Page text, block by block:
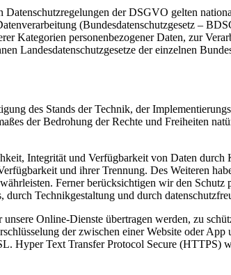
Datenschutzregelungen der DSGVO gelten
(Bundesdatenschutzgesetz –
Kategorien personenbezogener Daten, zur
Landesdatenschutzgesetze der einzelnen
des Stands der Technik, der
der Bedrohung der Rechte und Freiheiten
Integrität und Verfügbarkeit von Daten
und ihrer Trennung. Des Weiteren
Ferner berücksichtigen wir den
Technikgestaltung und durch
Online-Dienste übertragen werden, zu
der zwischen einer Website oder
Hyper Text Transfer Protocol Secure